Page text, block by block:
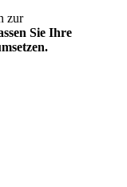
zur
Sie Ihre